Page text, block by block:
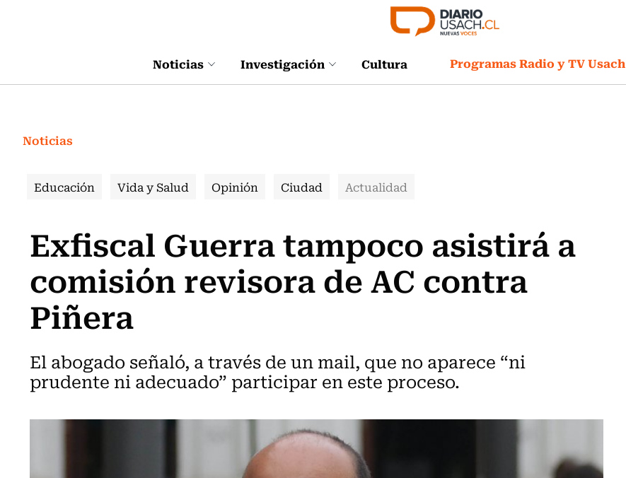
Noticias Investigación Cultura Programas Radio y TV Usach
Noticias
Educación Vida y Salud Opinión Ciudad Actualidad
Exfiscal Guerra tampoco asistirá a
comisión revisora de AC contra
Piñera
El abogado señaló, a través de un mail, que no aparece “ni
prudente ni adecuado” participar en este proceso.